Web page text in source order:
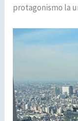
protagonismo la